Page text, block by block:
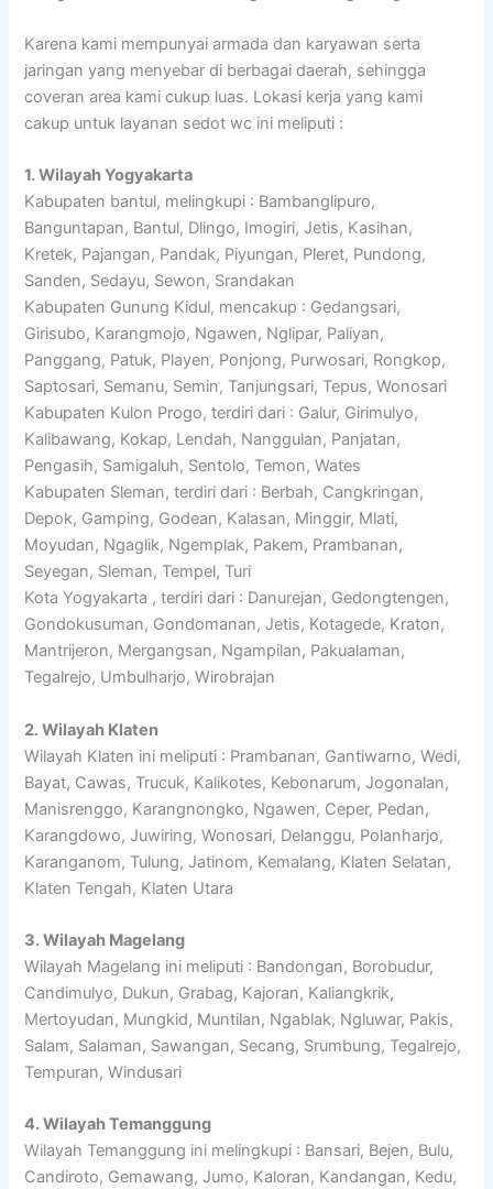
Karena kami mempunyai armada dan karyawan serta
jaringan yang menyebar di berbagai daerah, sehingga
coveran area kami cukup luas. Lokasi kerja yang kami
cakup untuk layanan sedot wc ini meliputi :
1. Wilayah Yogyakarta
Kabupaten bantul, melingkupi : Bambanglipuro,
Banguntapan, Bantul, Dlingo, Imogiri, Jetis, Kasihan,
Kretek, Pajangan, Pandak, Piyungan, Pleret, Pundong,
Sanden, Sedayu, Sewon, Srandakan
Kabupaten Gunung Kidul, mencakup : Gedangsari,
Girisubo, Karangmojo, Ngawen, Nglipar, Paliyan,
Panggang, Patuk, Playen, Ponjong, Purwosari, Rongkop,
Saptosari, Semanu, Semin, Tanjungsari, Tepus, Wonosari
Kabupaten Kulon Progo, terdiri dari : Galur, Girimulyo,
Kalibawang, Kokap, Lendah, Nanggulan, Panjatan,
Pengasih, Samigaluh, Sentolo, Temon, Wates
Kabupaten Sleman, terdiri dari : Berbah, Cangkringan,
Depok, Gamping, Godean, Kalasan, Minggir, Mlati,
Moyudan, Ngaglik, Ngemplak, Pakem, Prambanan,
Seyegan, Sleman, Tempel, Turi
Kota Yogyakarta , terdiri dari : Danurejan, Gedongtengen,
Gondokusuman, Gondomanan, Jetis, Kotagede, Kraton,
Mantrijeron, Mergangsan, Ngampilan, Pakualaman,
Tegalrejo, Umbulharjo, Wirobrajan
2. Wilayah Klaten
Wilayah Klaten ini meliputi : Prambanan, Gantiwarno, Wedi,
Bayat, Cawas, Trucuk, Kalikotes, Kebonarum, Jogonalan,
Manisrenggo, Karangnongko, Ngawen, Ceper, Pedan,
Karangdowo, Juwiring, Wonosari, Delanggu, Polanharjo,
Karanganom, Tulung, Jatinom, Kemalang, Klaten Selatan,
Klaten Tengah, Klaten Utara
3. Wilayah Magelang
Wilayah Magelang ini meliputi : Bandongan, Borobudur,
Candimulyo, Dukun, Grabag, Kajoran, Kaliangkrik,
Mertoyudan, Mungkid, Muntilan, Ngablak, Ngluwar, Pakis,
Salam, Salaman, Sawangan, Secang, Srumbung, Tegalrejo,
Tempuran, Windusari
4. Wilayah Temanggung
Wilayah Temanggung ini melingkupi : Bansari, Bejen, Bulu,
Candiroto, Gemawang, Jumo, Kaloran, Kandangan, Kedu,